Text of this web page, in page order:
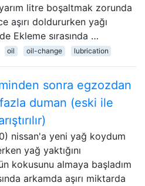
litre boşaltmak zorunda
aşırı doldururken yağı
Ekleme sırasında …
oil oil-change lubrication
sonra egzozdan
duman (eski ile
nissan'a yeni yağ koydum
yağ yaktığını
kokusunu almaya başladım
arkamda aşırı miktarda